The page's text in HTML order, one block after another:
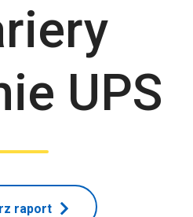
UPS
raport